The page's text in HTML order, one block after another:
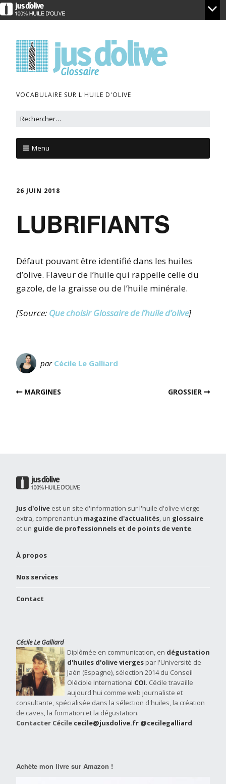
VOCABULAIRE SUR L'HUILE D'OLIVE
Menu
26 JUIN 2018
LUBRIFIANTS
Défaut pouvant être identifié dans les huiles
d’olive. Flaveur de l’huile qui rappelle celle du
gazole, de la graisse ou de l’huile minérale.
[Source: Que choisir Glossaire de l’huile d’olive]
par Cécile Le Galliard
MARGINES GROSSIER
Jus d'olive est un site d'information sur l'huile d'olive vierge
extra, comprenant un magazine d'actualités , un glossaire
et un guide de professionnels et de points de vente.
À propos
Nos services
Contact
Cécile Le Galliard
Diplômée en communication, en dégustation
d'huiles d'olive vierges par l'Université de
Jaén (Espagne), sélection 2014 du Conseil
Oléciole International COI. Cécile travaille
aujourd'hui comme web journaliste et
consultante, spécialisée dans la sélection d'huiles, la création
de caves, la formation et la dégustation.
Contacter Cécile cecile@jusdolive.fr @cecilegalliard
Achète mon livre sur Amazon !